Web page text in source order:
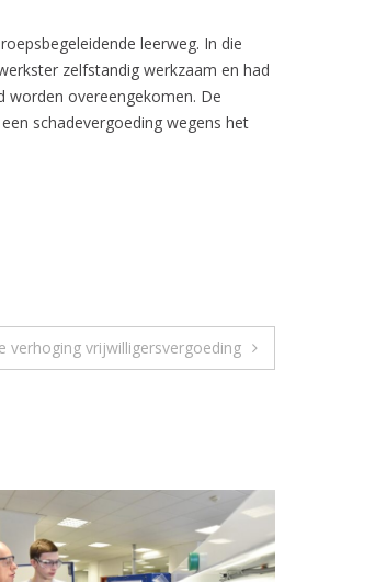
leerweg. In die
zelfstandig werkzaam en had
worden overeengekomen. De
schadevergoeding wegens het
verhoging vrijwilligersvergoeding